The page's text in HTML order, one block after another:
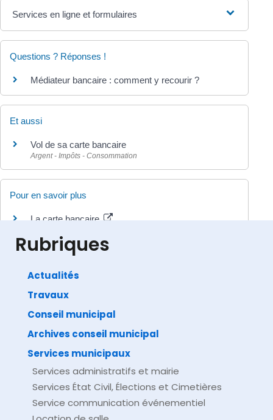
Services en ligne et formulaires
Questions ? Réponses !
Médiateur bancaire : comment y recourir ?
Et aussi
Vol de sa carte bancaire
Argent - Impôts - Consommation
Pour en savoir plus
La carte bancaire
Direction de l'information légale et administrative
Rubriques
Actualités
Travaux
Conseil municipal
Archives conseil municipal
Services municipaux
Services administratifs et mairie
Services État Civil, Élections et Cimetières
Service communication événementiel